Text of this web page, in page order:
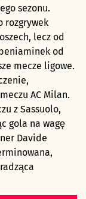
sezonu.
rozgrywek
lecz od
od
mecze ligowe.
AC Milan.
z Sassuolo,
gola na wagę
Davide